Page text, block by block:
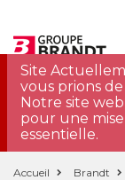
Site
vous prions
Notre site
pour une
essentielle.
Accueil Brandt